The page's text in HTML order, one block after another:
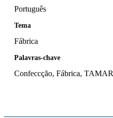
Português
Tema
Fábrica
Palavras-chave
Confeccção, Fábrica, TAMAR